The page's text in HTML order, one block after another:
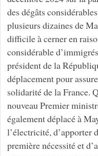
des dégâts
plusieurs dizaines de
difficile à cerner en
considérable
président de la
déplacement pour
solidarité de la France.
nouveau Premier
également déplacé à
l’électricité, d’apporter
première nécessité et